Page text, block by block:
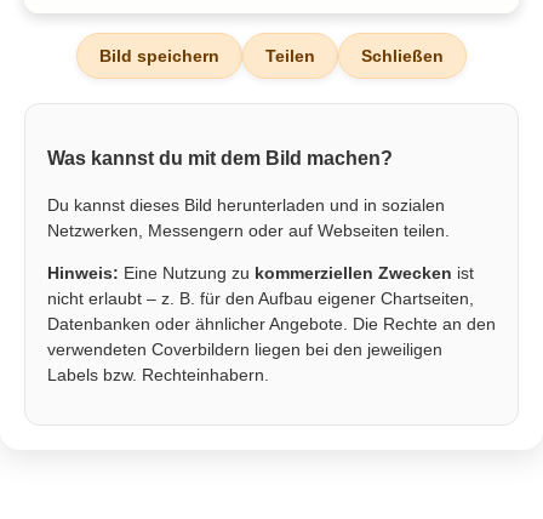
Bild speichern Teilen Schließen
Was kannst du mit dem Bild machen?
Du kannst dieses Bild herunterladen und in sozialen
Netzwerken, Messengern oder auf Webseiten teilen.
Hinweis: Eine Nutzung zu kommerziellen Zwecken ist
nicht erlaubt – z. B. für den Aufbau eigener Chartseiten,
Datenbanken oder ähnlicher Angebote. Die Rechte an den
verwendeten Coverbildern liegen bei den jeweiligen
Labels bzw. Rechteinhabern.